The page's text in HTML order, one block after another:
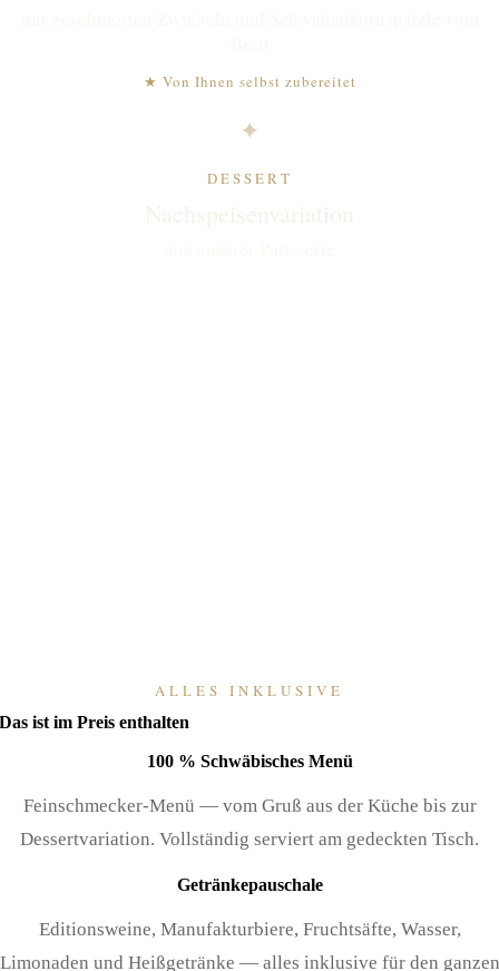
★ Von Ihnen selbst zubereitet
✦
DESSERT
ALLES INKLUSIVE
Das ist im Preis enthalten
100 % Schwäbisches Menü
Feinschmecker-Menü — vom Gruß aus der Küche bis zur
Dessertvariation. Vollständig serviert am gedeckten Tisch.
Getränkepauschale
Editionsweine, Manufakturbiere, Fruchtsäfte, Wasser,
Limonaden und Heißgetränke — alles inklusive für den ganzen